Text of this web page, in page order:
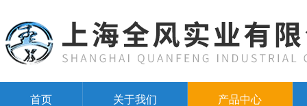
首页 关于我们 产品中心